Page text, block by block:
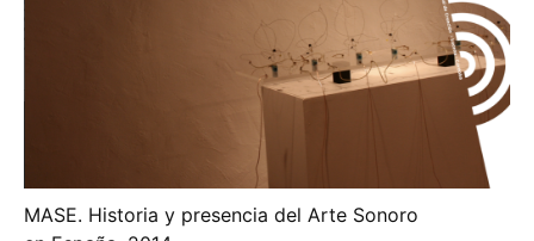
MASE. Historia y presencia del Arte Sonoro